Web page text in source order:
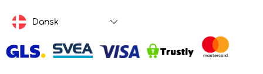
Dansk